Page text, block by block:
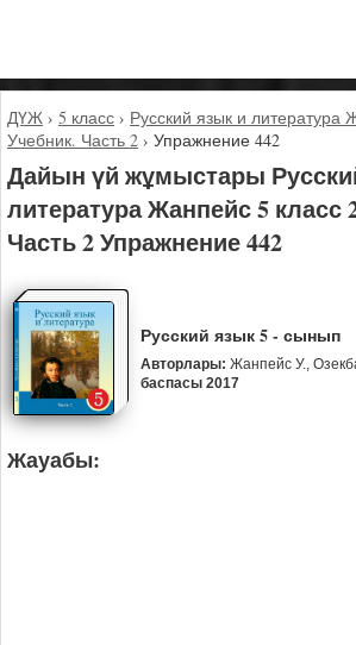
ДҮЖ › 5 класс › Русский язык и литература
Учебник. Часть 2 › Упражнение 442
Дайын үй жұмыстары
литература Жанпейс 5 класс
Часть 2 Упражнение 442
Русский язык 5 - сынып
Авторлары: Жанпейс У.,
баспасы 2017
Жауабы: